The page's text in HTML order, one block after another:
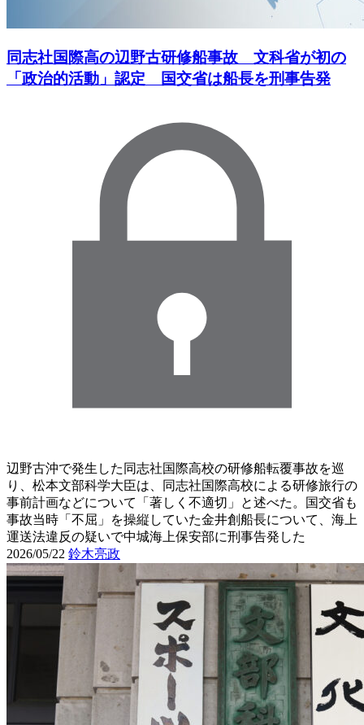
同志社国際高の辺野古研修船事故 文科省が初の
「政治的活動」認定 国交省は船長を刑事告発
辺野古沖で発生した同志社国際高校の研修船転覆事故を巡
り、松本文部科学大臣は、同志社国際高校による研修旅行の
事前計画などについて「著しく不適切」と述べた。国交省も
事故当時「不屈」を操縦していた金井創船長について、海上
運送法違反の疑いで中城海上保安部に刑事告発した
2026/05/22 鈴木亮政